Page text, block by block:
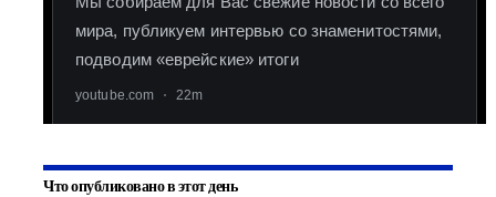
Что опубликовано в этот день